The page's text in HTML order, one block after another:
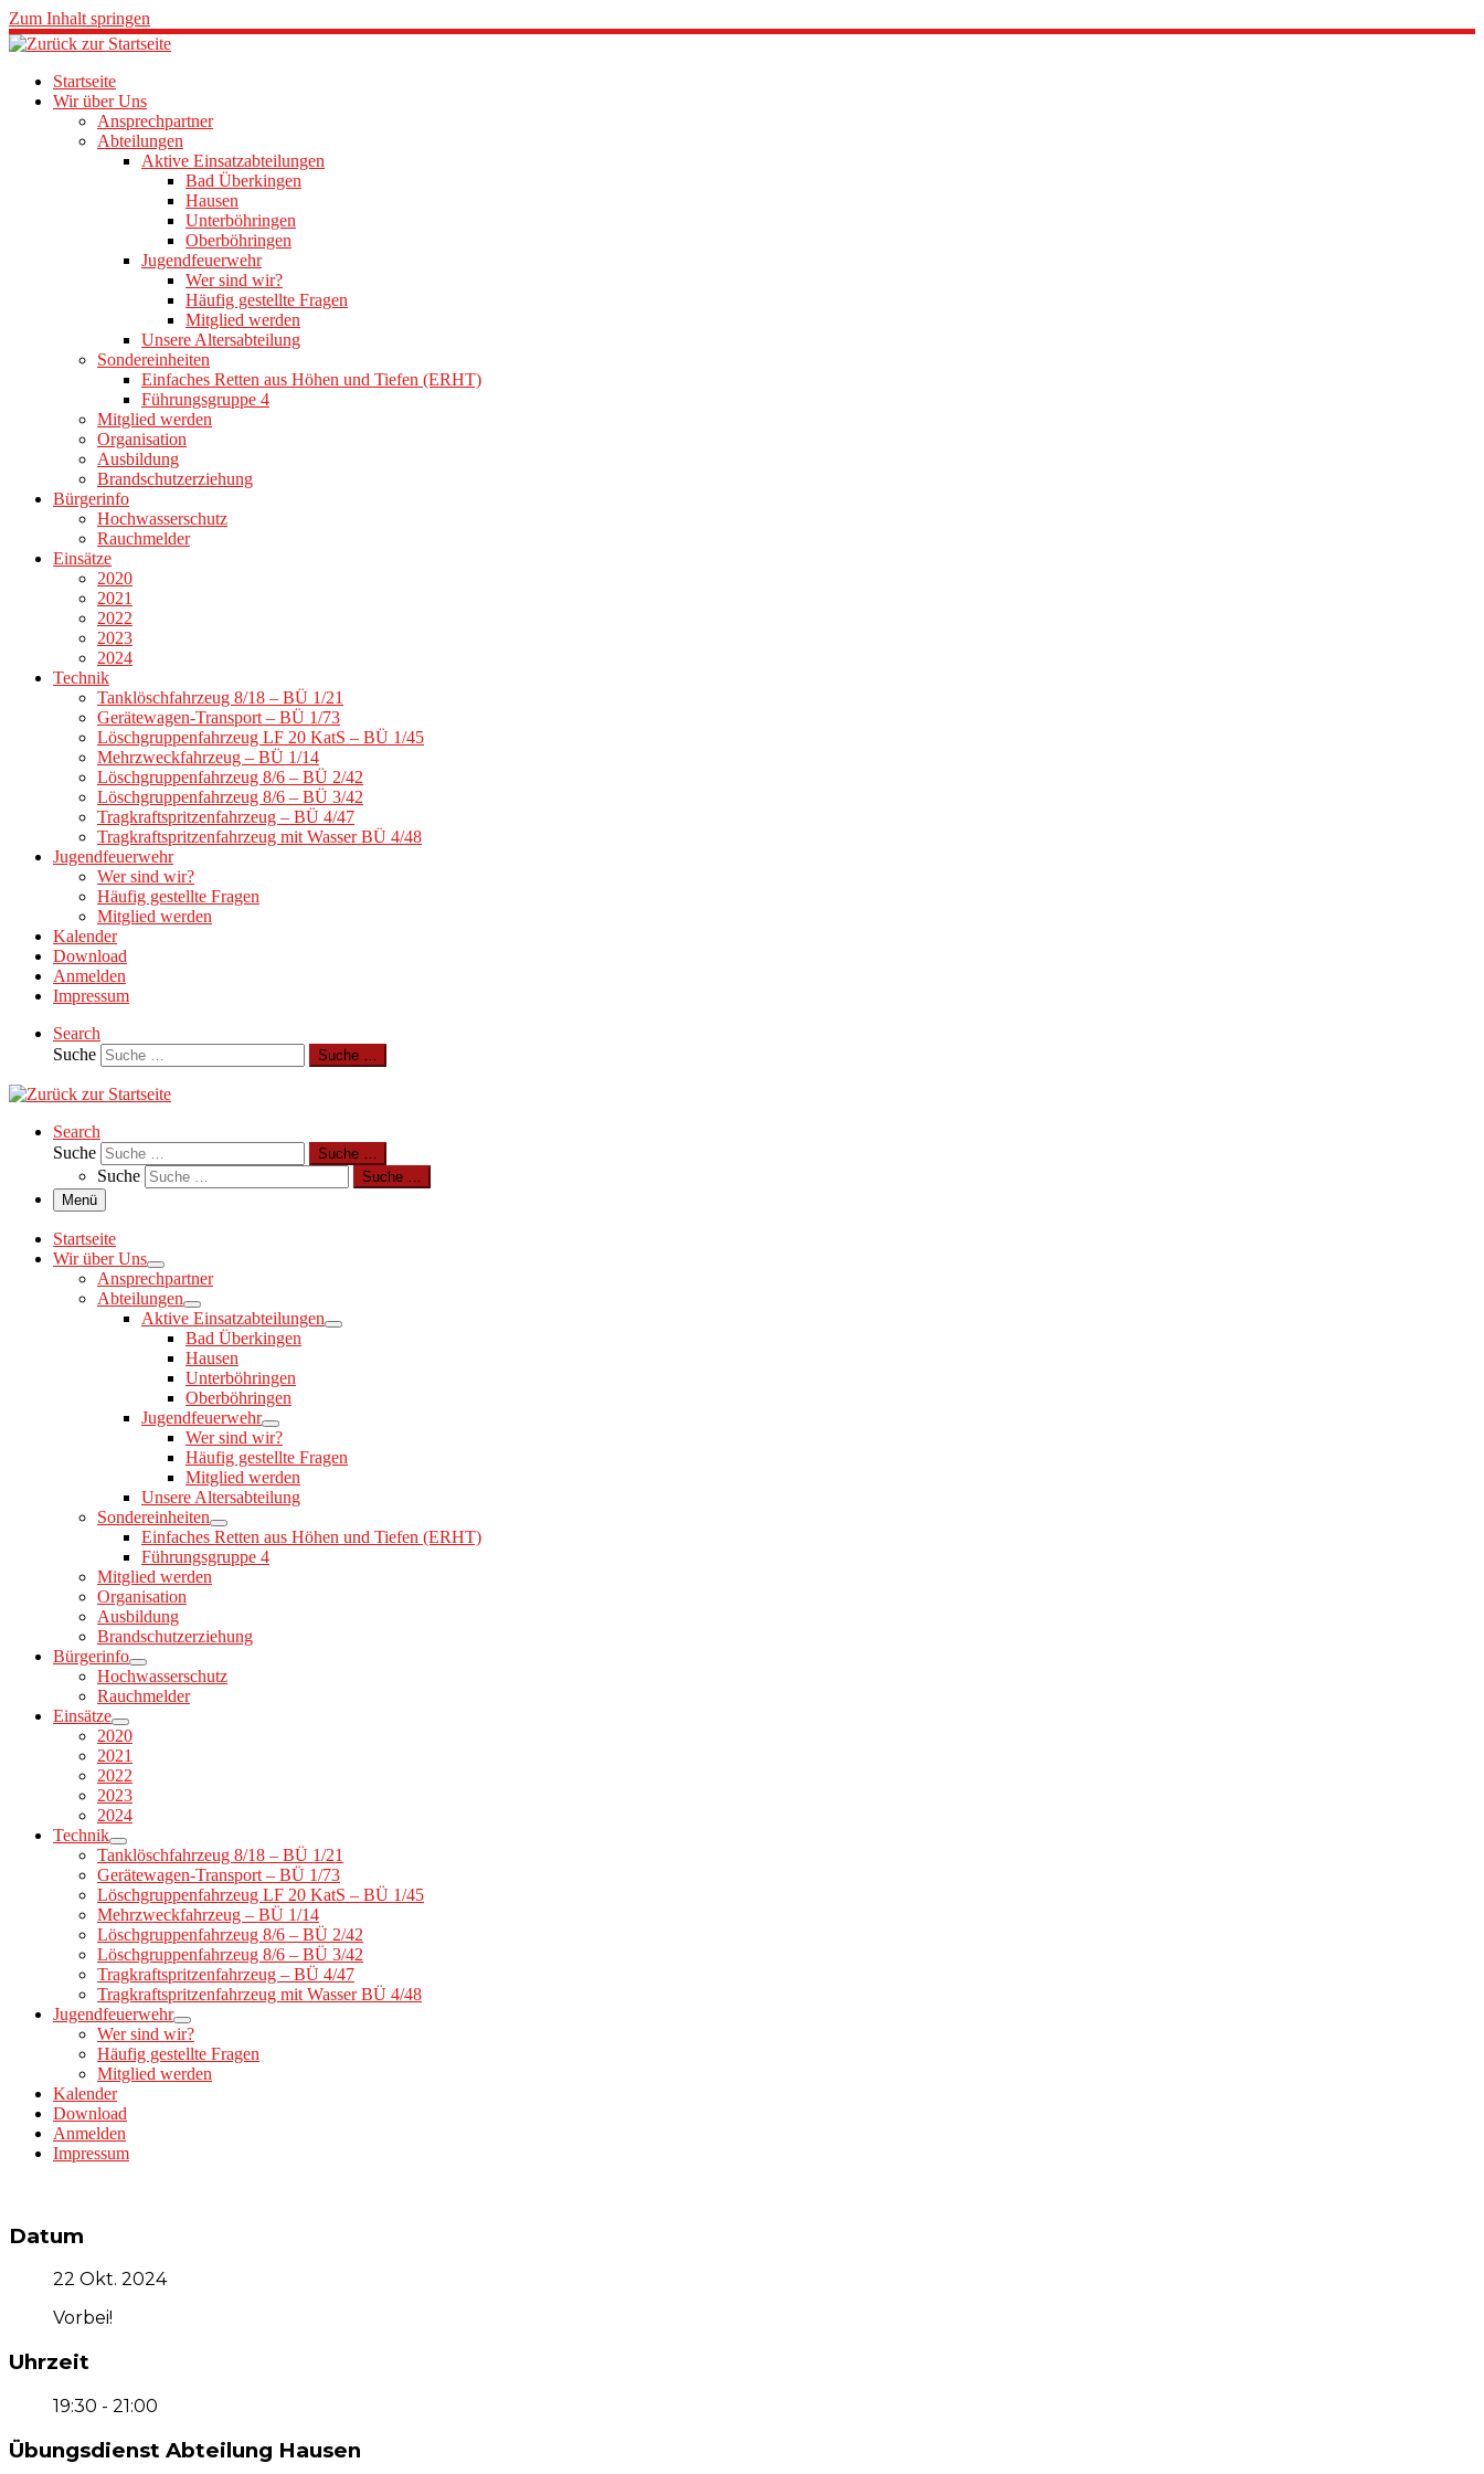
Zum Inhalt springen
Startseite
Wir über Uns
Ansprechpartner
Abteilungen
Aktive Einsatzabteilungen
Bad Überkingen
Hausen
Unterböhringen
Oberböhringen
Jugendfeuerwehr
Wer sind wir?
Häufig gestellte Fragen
Mitglied werden
Unsere Altersabteilung
Sondereinheiten
Einfaches Retten aus Höhen und Tiefen (ERHT)
Führungsgruppe 4
Mitglied werden
Organisation
Ausbildung
Brandschutzerziehung
Bürgerinfo
Hochwasserschutz
Rauchmelder
Einsätze
2020
2021
2022
2023
2024
Technik
Tanklöschfahrzeug 8/18 – BÜ 1/21
Gerätewagen-Transport – BÜ 1/73
Löschgruppenfahrzeug LF 20 KatS – BÜ 1/45
Mehrzweckfahrzeug – BÜ 1/14
Löschgruppenfahrzeug 8/6 – BÜ 2/42
Löschgruppenfahrzeug 8/6 – BÜ 3/42
Tragkraftspritzenfahrzeug – BÜ 4/47
Tragkraftspritzenfahrzeug mit Wasser BÜ 4/48
Jugendfeuerwehr
Wer sind wir?
Häufig gestellte Fragen
Mitglied werden
Kalender
Download
Anmelden
Impressum
Search
Suche
Suche …
Search
Suche
Suche …
Suche
Suche …
Menü
Startseite
Wir über Uns
Ansprechpartner
Abteilungen
Aktive Einsatzabteilungen
Bad Überkingen
Hausen
Unterböhringen
Oberböhringen
Jugendfeuerwehr
Wer sind wir?
Häufig gestellte Fragen
Mitglied werden
Unsere Altersabteilung
Sondereinheiten
Einfaches Retten aus Höhen und Tiefen (ERHT)
Führungsgruppe 4
Mitglied werden
Organisation
Ausbildung
Brandschutzerziehung
Bürgerinfo
Hochwasserschutz
Rauchmelder
Einsätze
2020
2021
2022
2023
2024
Technik
Tanklöschfahrzeug 8/18 – BÜ 1/21
Gerätewagen-Transport – BÜ 1/73
Löschgruppenfahrzeug LF 20 KatS – BÜ 1/45
Mehrzweckfahrzeug – BÜ 1/14
Löschgruppenfahrzeug 8/6 – BÜ 2/42
Löschgruppenfahrzeug 8/6 – BÜ 3/42
Tragkraftspritzenfahrzeug – BÜ 4/47
Tragkraftspritzenfahrzeug mit Wasser BÜ 4/48
Jugendfeuerwehr
Wer sind wir?
Häufig gestellte Fragen
Mitglied werden
Kalender
Download
Anmelden
Impressum
Datum
22 Okt. 2024
Vorbei!
Uhrzeit
19:30 - 21:00
Übungsdienst Abteilung Hausen